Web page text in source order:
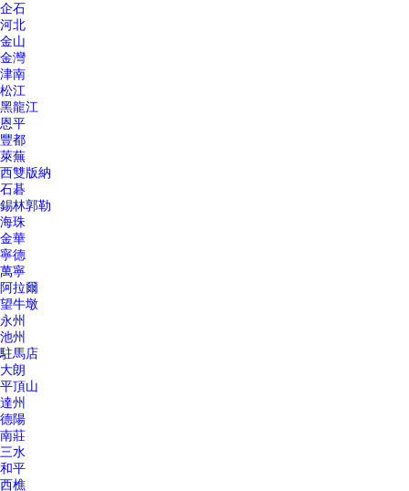
企石
河北
金山
金灣
津南
松江
黑龍江
恩平
豐都
萊蕪
西雙版納
石碁
錫林郭勒
海珠
金華
寧德
萬寧
阿拉爾
望牛墩
永州
池州
駐馬店
大朗
平頂山
達州
德陽
南莊
三水
和平
西樵